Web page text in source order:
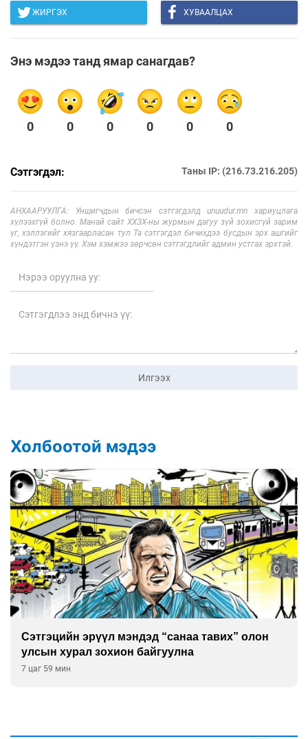
ЖИРГЭХ ХУВААЛЦАХ
Энэ мэдээ танд ямар санагдав?
0 0 0 0 0 0
Сэтгэгдэл: Таны IP: (216.73.216.205)
АНХААРУУЛГА: Уншигчдын бичсэн сэтгэгдэлд unuudur.mn хариуцлага
хүлээхгүй болно. Манай сайт ХХЗХ-ны журмын дагуу зүй зохисгүй зарим
үг, хэллэгийг хязгаарласан тул Та сэтгэгдэл бичихдээ бусдын эрх ашгийг
хүндэтгэн үзнэ үү. Хэм хэмжээ зөрчсөн сэтгэгдлийг админ устгах эрхтэй.
Илгээх
Холбоотой мэдээ
Сэтгэцийн эрүүл мэндэд “санаа тавих” олон
улсын хурал зохион байгуулна
7 цаг 59 мин